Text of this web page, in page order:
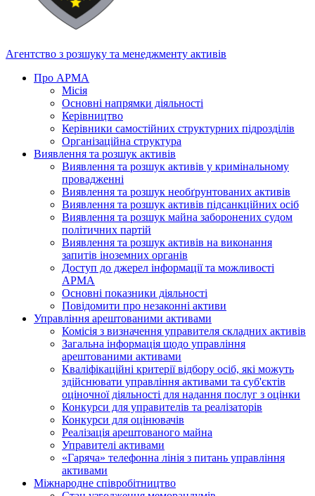
Агентство з розшуку та менеджменту активів
Про АРМА
Місія
Основні напрямки діяльності
Керівництво
Керівники самостійних структурних підрозділів
Організаційна структура
Виявлення та розшук активів
Виявлення та розшук активів у кримінальному
провадженні
Виявлення та розшук необґрунтованих активів
Виявлення та розшук активів підсанкційних осіб
Виявлення та розшук майна заборонених судом
політичних партій
Виявлення та розшук активів на виконання
запитів іноземних органів
Доступ до джерел інформації та можливості
АРМА
Основні показники діяльності
Повідомити про незаконні активи
Управління арештованими активами
Комісія з визначення управителя складних активів
Загальна інформація щодо управління
арештованими активами
Кваліфікаційні критерії відбору осіб, які можуть
здiйснювати управління активами та суб'єктів
оціночної діяльності для надання послуг з оцінки
Конкурси для управителів та реалізаторів
Конкурси для оцінювачів
Реалізація арештованого майна
Управителі активами
«Гаряча» телефонна лінія з питань управління
активами
Міжнародне співробітництво